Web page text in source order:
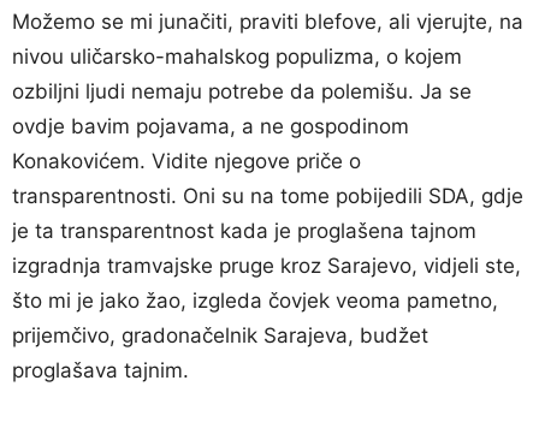
Možemo se mi junačiti, praviti blefove, ali vjerujte, na
nivou uličarsko-mahalskog populizma, o kojem
ozbiljni ljudi nemaju potrebe da polemišu. Ja se
ovdje bavim pojavama, a ne gospodinom
Konakovićem. Vidite njegove priče o
transparentnosti. Oni su na tome pobijedili SDA, gdje
je ta transparentnost kada je proglašena tajnom
izgradnja tramvajske pruge kroz Sarajevo, vidjeli ste,
što mi je jako žao, izgleda čovjek veoma pametno,
prijemčivo, gradonačelnik Sarajeva, budžet
proglašava tajnim.